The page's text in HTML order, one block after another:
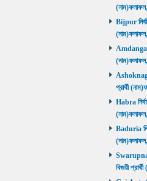
Bijpur
Amdanga
প্রার্থী
Habra
Baduria
বিজয়ী